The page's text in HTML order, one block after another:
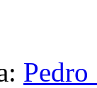
Pedro